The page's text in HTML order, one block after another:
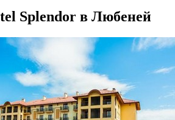
Splendor в Любеней